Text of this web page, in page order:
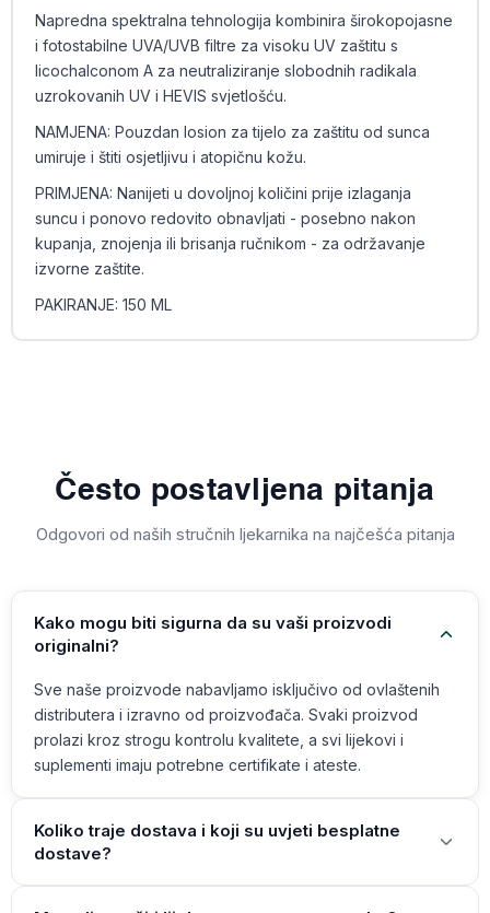
Napredna spektralna tehnologija kombinira širokopojasne
i fotostabilne UVA/UVB filtre za visoku UV zaštitu s
licochalconom A za neutraliziranje slobodnih radikala
uzrokovanih UV i HEVIS svjetlošću.
NAMJENA: Pouzdan losion za tijelo za zaštitu od sunca
umiruje i štiti osjetljivu i atopičnu kožu.
PRIMJENA: Nanijeti u dovoljnoj količini prije izlaganja
suncu i ponovo redovito obnavljati - posebno nakon
kupanja, znojenja ili brisanja ručnikom - za održavanje
izvorne zaštite.
PAKIRANJE: 150 ML
Često postavljena pitanja
Odgovori od naših stručnih ljekarnika na najčešća pitanja
Kako mogu biti sigurna da su vaši proizvodi
originalni?
Sve naše proizvode nabavljamo isključivo od ovlaštenih
distributera i izravno od proizvođača. Svaki proizvod
prolazi kroz strogu kontrolu kvalitete, a svi lijekovi i
suplementi imaju potrebne certifikate i ateste.
Koliko traje dostava i koji su uvjeti besplatne
dostave?